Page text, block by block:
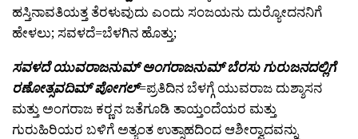
ಹಸ್ತಿನಾವತಿಯತ್ತ ತೆರಳುವುದು ಎಂದು ಸಂಜಯನು ದುರ್‍ಯೋದನನಿಗೆ
ಹೇಳಲು; ಸವಳದೆ=ಬೆಳಗಿನ ಹೊತ್ತು;
ಸವಳದೆ ಯುವರಾಜನುಮ್ ಅಂಗರಾಜನುಮ್ ಬೆರಸು ಗುರುಜನದಲ್ಲಿಗೆ
ರಣೋತ್ಸವದಿಮ್ ಪೋಗಲ್=ಪ್ರತಿದಿನ ಬೆಳಗ್ಗೆ ಯುವರಾಜ ದುಶ್ಶಾಸನ
ಮತ್ತು ಅಂಗರಾಜ ಕರ್‍ಣನ ಜತೆಗೂಡಿ ತಾಯ್ತಂದೆಯರ ಮತ್ತು
ಗುರುಹಿರಿಯರ ಬಳಿಗೆ ಅತ್ಯಂತ ಉತ್ಸಾಹದಿಂದ ಆಶೀರ್‍ವಾದವನ್ನು